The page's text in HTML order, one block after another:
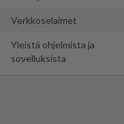
Verkkoselaimet
Yleistä ohjelmista ja
sovelluksista